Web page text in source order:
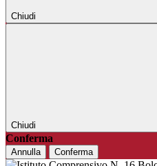
Chiudi
Chiudi
Conferma
Annulla Conferma